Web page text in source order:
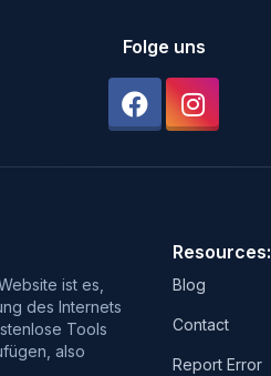
Folge uns
ist es,
des Internets
Tools
also
Resources:
Blog
Contact
Report Error